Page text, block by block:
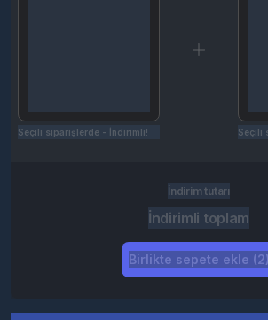
Seçili siparişlerde - İndirimli! Seçili
İndirim tutarı
İndirimli toplam
Birlikte sepete ekle (2)